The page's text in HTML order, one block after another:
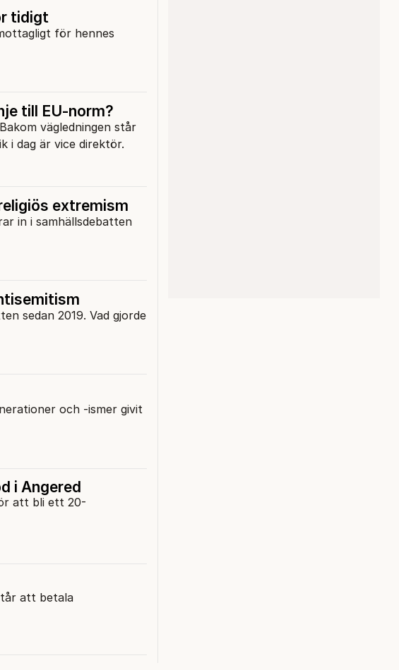
tidigt
för hennes
till EU-norm?
vägledningen står
i dag är vice direktör.
extremism
in i samhällsdebatten
sedan 2019. Vad gjorde
och -ismer givit
i Angered
att bli ett 20-
att betala